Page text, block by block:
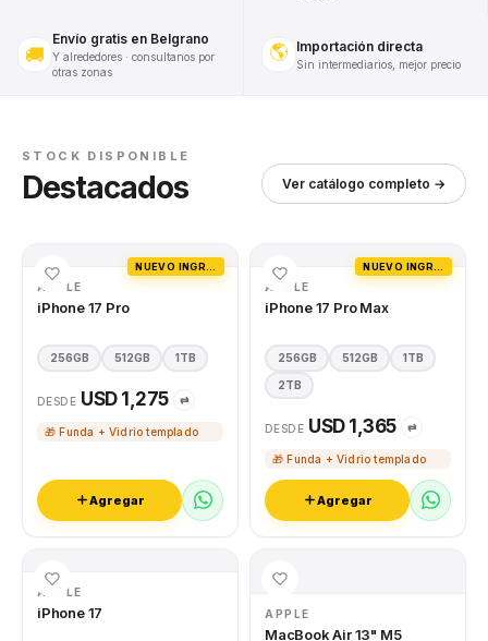
🚚
Envío gratis en Belgrano
Y alrededores · consultanos por
otras zonas
🌎 Importación directa
Sin intermediarios, mejor precio
STOCK DISPONIBLE
Destacados Ver catálogo completo →
APPLE
iPhone 17 Pro
256GB 512GB 1TB
DESDE USD 1,275 ⇄
🎁 Funda + Vidrio templado
Agregar
APPLE
iPhone 17 Pro Max
256GB 512GB 1TB
2TB
DESDE USD 1,365 ⇄
🎁 Funda + Vidrio templado
Agregar
APPLE
iPhone 17 APPLE
MacBook Air 13" M5